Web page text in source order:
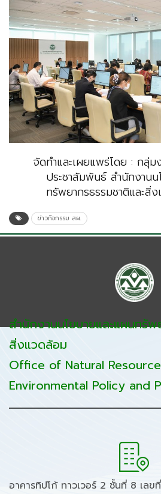
จัดทำและเผยแพร่โดย : กลุ่ม
ประชาสัมพันธ์ สำนักงาน
ทรัพยากรธรรมชาติและสิ่
ข่าวกิจกรรม สผ.
สำนักงานนโยบายและแผนทรัพ
สิ่งแวดล้อม
Office of Natural
Environmental Policy and
อาคารทิปโก้ ทาวเวอร์ 2 ชั้นที่ 8 เลข